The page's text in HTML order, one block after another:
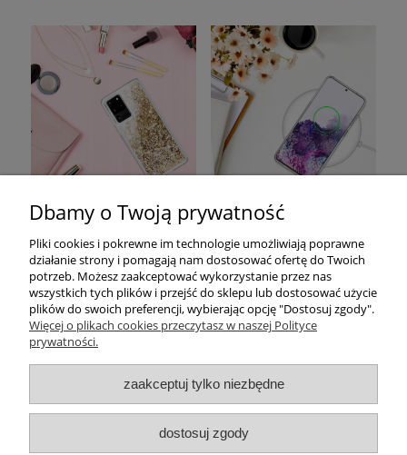
Pomoc
Moje konto
Płatności i dostawa
O nas
Dbamy o Twoją prywatność
Pliki cookies i pokrewne im technologie umożliwiają poprawne
działanie strony i pomagają nam dostosować ofertę do Twoich
potrzeb. Możesz zaakceptować wykorzystanie przez nas
wszystkich tych plików i przejść do sklepu lub dostosować użycie
plików do swoich preferencji, wybierając opcję "Dostosuj zgody".
Więcej o plikach cookies przeczytasz w naszej Polityce
prywatności.
zaakceptuj tylko niezbędne
dostosuj zgody